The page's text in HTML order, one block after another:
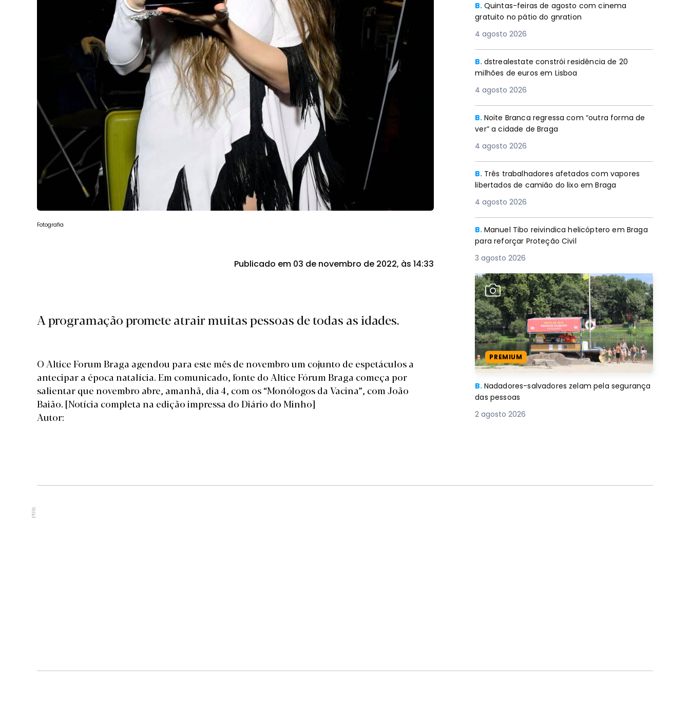
Fotografia
Publicado em 03 de novembro de 2022, às 14:33
A programação promete atrair muitas pessoas de todas as idades.
O Altice Forum Braga agendou para este mês de novembro um cojunto de espetáculos a
antecipar a época natalícia. Em comunicado, fonte do Altice Fórum Braga começa por
salientar que novembro abre, amanhã, dia 4, com os “Monólogos da Vacina”, com João
Baião. [Notícia completa na edição impressa do Diário do Minho]
Autor:
B. Quintas-feiras de agosto com cinema
gratuito no pátio do gnration
4 agosto 2026
B. dstrealestate constrói residência de 20
milhões de euros em Lisboa
4 agosto 2026
B. Noite Branca regressa com “outra forma de
ver” a cidade de Braga
4 agosto 2026
B. Três trabalhadores afetados com vapores
libertados de camião do lixo em Braga
4 agosto 2026
B. Manuel Tibo reivindica helicóptero em Braga
para reforçar Proteção Civil
3 agosto 2026
PREMIUM
B. Nadadores-salvadores zelam pela segurança
das pessoas
2 agosto 2026
PUB.